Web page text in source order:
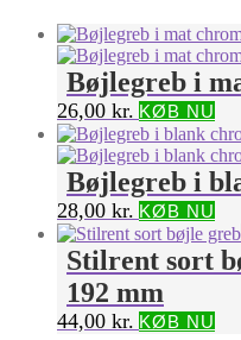
Bøjlegreb i
26,00 kr. KØB NU
Bøjlegreb i
28,00 kr. KØB NU
Stilrent sort
192 mm
44,00 kr. KØB NU